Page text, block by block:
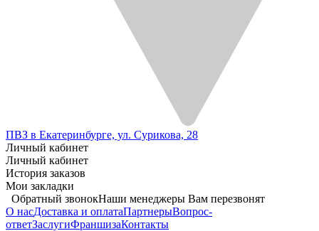
ПВЗ в Екатеринбурге, ул. Сурикова, 28
Личный кабинет
Личный кабинет
История заказов
Мои закладки
Обратный звонокНаши менеджеры Вам перезвонят
О насДоставка и оплатаПартнерыВопрос-
ответЗаслугиФраншизаКонтакты